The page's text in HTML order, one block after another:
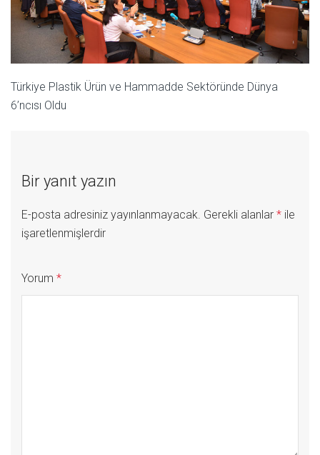
Türkiye Plastik Ürün ve Hammadde Sektöründe Dünya
6’ncısı Oldu
Bir yanıt yazın
E-posta adresiniz yayınlanmayacak. Gerekli alanlar * ile
işaretlenmişlerdir
Yorum *